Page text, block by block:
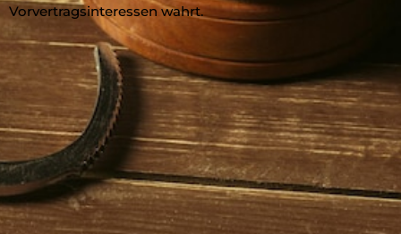
Vorvertragsinteressen wahrt.